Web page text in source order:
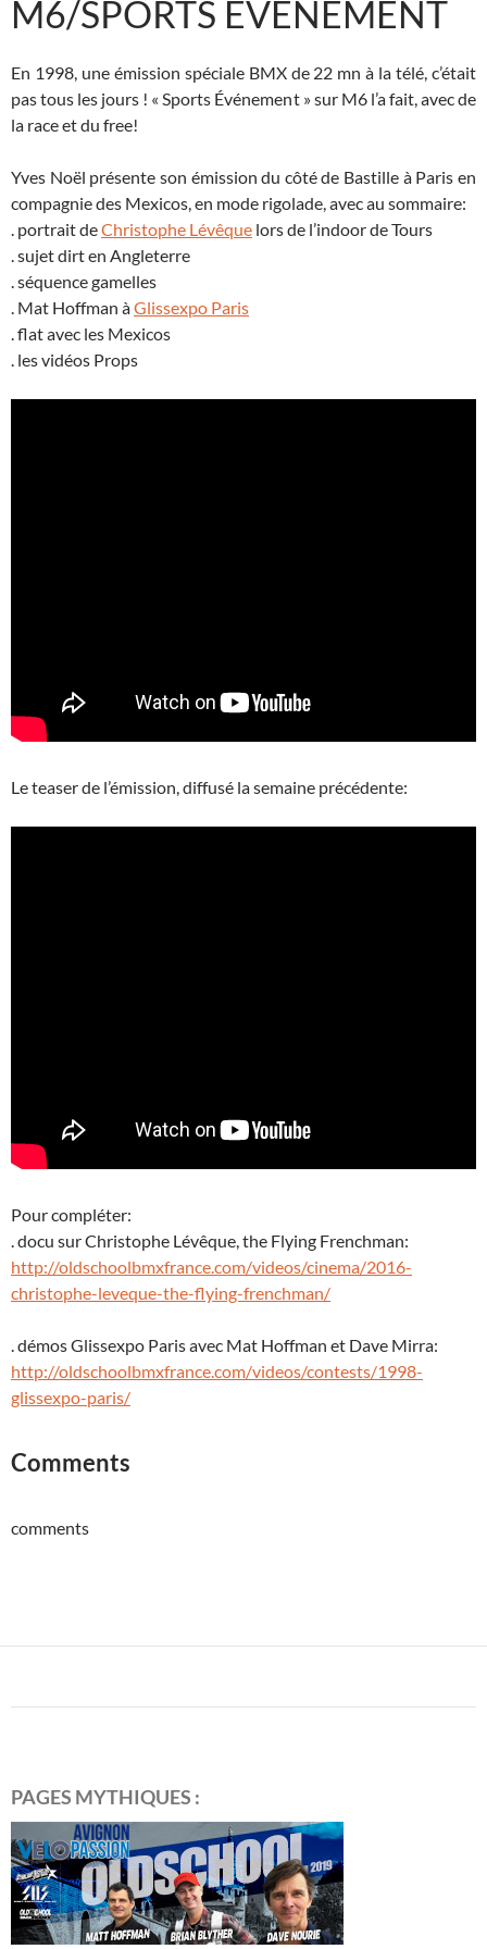
M6/SPORTS EVÉNEMENT
En 1998, une émission spéciale BMX de 22 mn à la télé, c’était
pas tous les jours ! « Sports Événement » sur M6 l’a fait, avec de
la race et du free!
Yves Noël présente son émission du côté de Bastille à Paris en
compagnie des Mexicos, en mode rigolade, avec au sommaire:
. portrait deChristophe Lévêque lors de l’indoor de Tours
. sujet dirt en Angleterre
. séquence gamelles
. Mat Hoffman àGlissexpo Paris
. flat avec les Mexicos
. les vidéos Props
Le teaser de l’émission, diffusé la semaine précédente:
Pour compléter:
. docu sur Christophe Lévêque, the Flying Frenchman:
http://oldschoolbmxfrance.com/videos/cinema/2016-
christophe-leveque-the-flying-frenchman/
. démos Glissexpo Paris avec Mat Hoffman et Dave Mirra:
http://oldschoolbmxfrance.com/videos/contests/1998-
glissexpo-paris/
Comments
comments
PAGES MYTHIQUES :